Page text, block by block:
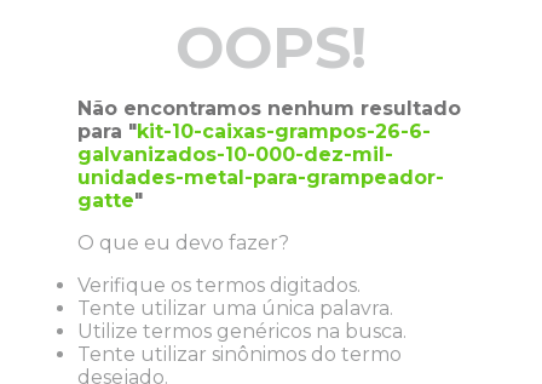
OOPS!
Não encontramos nenhum resultado
para "kit-10-caixas-grampos-26-6-
galvanizados-10-000-dez-mil-
unidades-metal-para-grampeador-
gatte"
O que eu devo fazer?
Verifique os termos digitados.
Tente utilizar uma única palavra.
Utilize termos genéricos na busca.
Tente utilizar sinônimos do termo
desejado.